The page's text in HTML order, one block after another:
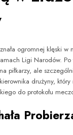
ogromnej klęski w
Ligi Narodów.
piłkarzy, ale
drużyny, który
do protokołu